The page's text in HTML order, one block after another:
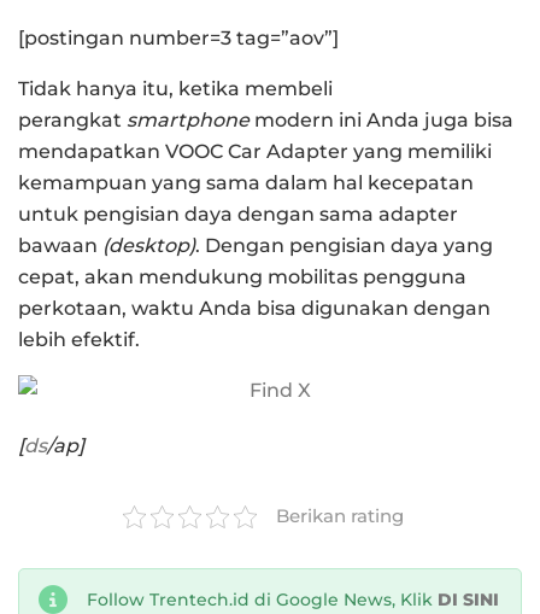
[postingan number=3 tag=”aov”]
Tidak hanya itu, ketika membeli
perangkat smartphonemodern ini Anda juga bisa
mendapatkan VOOC Car Adapter yang memiliki
kemampuan yang sama dalam hal kecepatan
untuk pengisian daya dengan sama adapter
bawaan (desktop). Dengan pengisian daya yang
cepat, akan mendukung mobilitas pengguna
perkotaan, waktu Anda bisa digunakan dengan
lebih efektif.
[ds/ap]
Berikan rating
Follow Trentech.id di Google News, Klik DI SINI